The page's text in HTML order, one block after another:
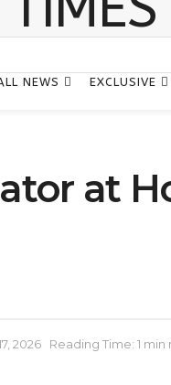
NEWS EXCLUSIVE
at
2026 Reading Time: 1 min